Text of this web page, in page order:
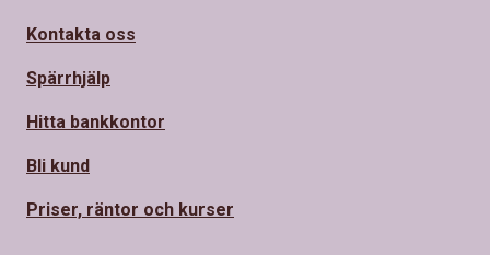
Kontakta oss
Spärrhjälp
Hitta bankkontor
Bli kund
Priser, räntor och kurser